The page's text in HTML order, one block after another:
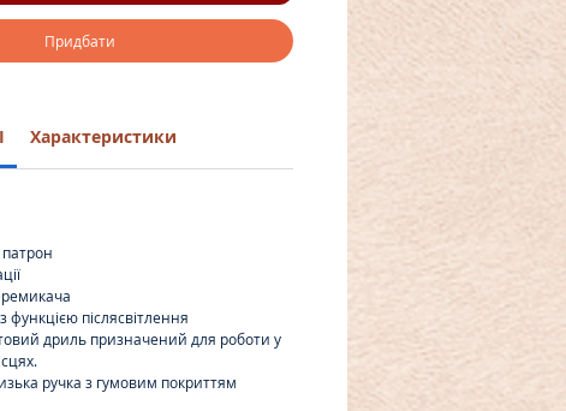
Придбати
Характеристики
функцією післясвітлення
дриль призначений для роботи у
ручка з гумовим покриттям